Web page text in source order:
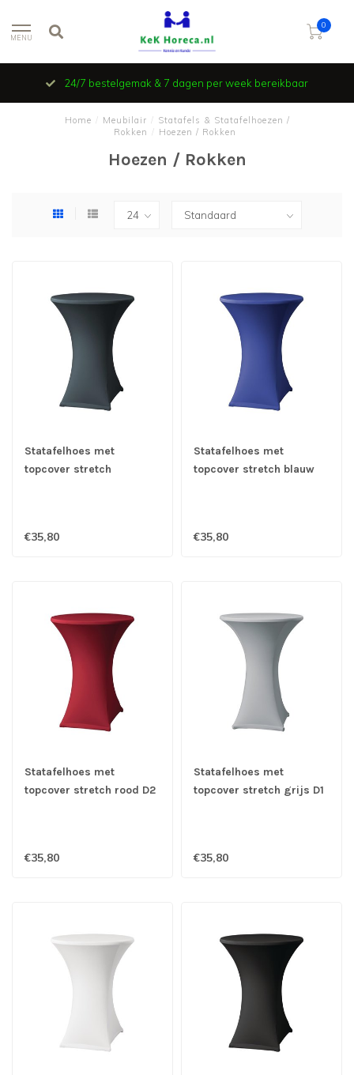
MENU
0
24/7 bestelgemak & 7 dagen per week bereikbaar
Home Meubilair
Statafels & Statafelhoezen /
Rokken
Hoezen / Rokken
Hoezen / Rokken
Statafelhoes met
topcover stretch
€35,80
Statafelhoes met
topcover stretch blauw
€35,80
Statafelhoes met
topcover stretch rood D2
€35,80
Statafelhoes met
topcover stretch grijs D1
€35,80